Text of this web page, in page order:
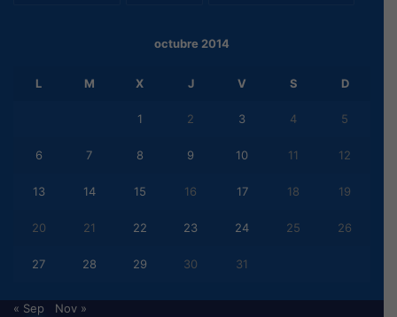
octubre 2014
L M X J V S D
1 2 3 4 5
6 7 8 9 10 11 12
13 14 15 16 17 18 19
20 21 22 23 24 25 26
27 28 29 30 31
« Sep Nov »